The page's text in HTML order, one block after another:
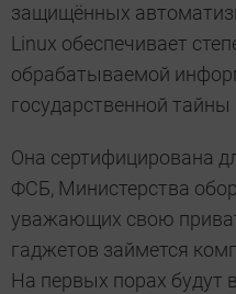
защищённых
Linux обеспечивает
обрабатываемой
государственной тайны
Она сертифицирована
ФСБ, Министерства
уважающих свою
гаджетов займется
На первых порах